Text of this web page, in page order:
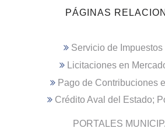
PÁGINAS
Servicio de Impuestos
Licitaciones en
Pago de Contribuciones
Crédito Aval del Estado;
PORTALES